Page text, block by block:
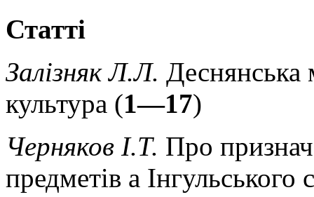
Статті
Залізняк Л.Л. Деснянська
культура (1—17)
Черняков І.Т. Про
предметів а Інгульського